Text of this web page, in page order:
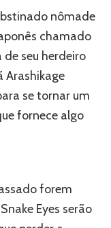
nômade
chamado
de seu herdeiro
Arashikage
se tornar um
fornece algo
forem
Eyes serão